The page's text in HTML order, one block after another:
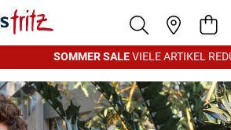
SOMMER SALEVIELE ARTIKEL